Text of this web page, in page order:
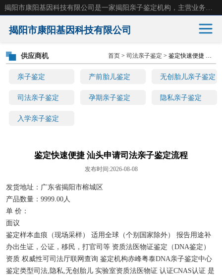
揭阳市康阳基因科技有限公司
亲子鉴定 产前胎儿鉴定 无创胎儿亲子鉴定
司法亲子鉴定 孕期亲子鉴定 隐私亲子鉴定
入学亲子鉴定
供应商机 首页 > 司法亲子鉴定 > 鉴定快速便捷 汕头申请司法亲子鉴定流程
鉴定快速便捷 汕头申请司法亲子鉴定流程
发布时间:2026-08-08
发货地址：广东省揭阳市榕城区
产品数量：9999.00人
单 价：
面议
鉴定样本血痕（现场采样） 适用全球（个别国家除外） 报告用途补
办出生证，公证，移民，打官司等 资质法医物证鉴定（DNA鉴定）
资质 权威性可司法厅联网查询 鉴定机构赤峰粤泰DNA亲子鉴定中心
鉴定类型司法,隐私,无创胎儿 实验室资质法医物证 认证CNAS认证 是
亲子鉴定 产前胎儿鉴定
无创胎儿亲子鉴定 司法亲子鉴定
孕期亲子鉴定